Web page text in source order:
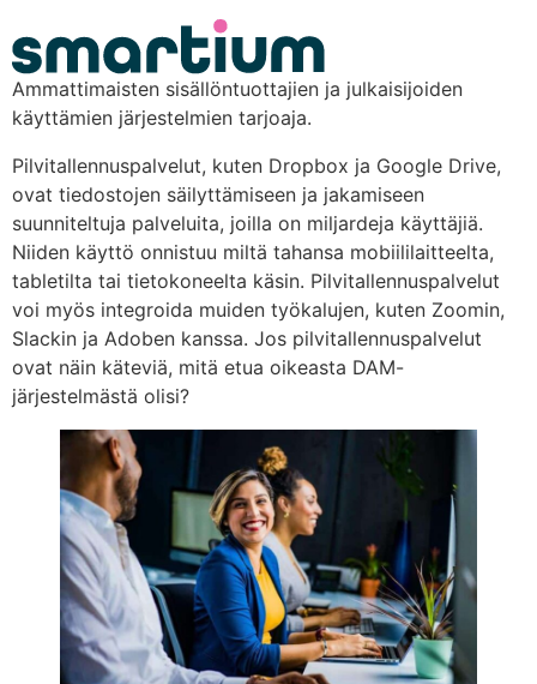
Ammattimaisten sisällöntuottajien ja julkaisijoiden
käyttämien järjestelmien tarjoaja.
Pilvitallennuspalvelut, kuten Dropbox ja Google Drive,
ovat tiedostojen säilyttämiseen ja jakamiseen
suunniteltuja palveluita, joilla on miljardeja käyttäjiä.
Niiden käyttö onnistuu miltä tahansa mobiililaitteelta,
tabletilta tai tietokoneelta käsin. Pilvitallennuspalvelut
voi myös integroida muiden työkalujen, kuten Zoomin,
Slackin ja Adoben kanssa. Jos pilvitallennuspalvelut
ovat näin käteviä, mitä etua oikeasta DAM-
järjestelmästä olisi?